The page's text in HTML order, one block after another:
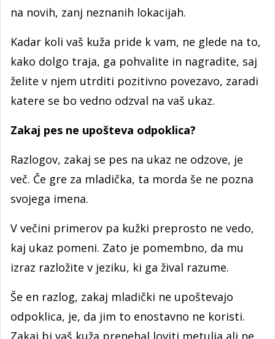
na novih, zanj neznanih lokacijah.
Kadar koli vaš kuža pride k vam, ne glede na to,
kako dolgo traja, ga pohvalite in nagradite, saj
želite v njem utrditi pozitivno povezavo, zaradi
katere se bo vedno odzval na vaš ukaz.
Zakaj pes ne upošteva odpoklica?
Razlogov, zakaj se pes na ukaz ne odzove, je
več. Če gre za mladička, ta morda še ne pozna
svojega imena.
V večini primerov pa kužki preprosto ne vedo,
kaj ukaz pomeni. Zato je pomembno, da mu
izraz razložite v jeziku, ki ga žival razume.
Še en razlog, zakaj mladički ne upoštevajo
odpoklica, je, da jim to enostavno ne koristi.
Zakaj bi vaš kuža prenehal loviti metulja ali ne